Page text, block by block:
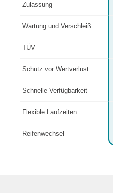
Zulassung
Wartung und Verschleiß
TÜV
Schutz vor Wertverlust
Schnelle Verfügbarkeit
Flexible Laufzeiten
Reifenwechsel